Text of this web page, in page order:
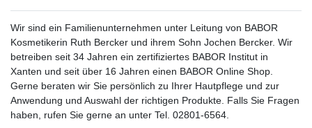
Wir sind ein Familienunternehmen unter Leitung von BABOR
Kosmetikerin Ruth Bercker und ihrem Sohn Jochen Bercker. Wir
betreiben seit 34 Jahren ein zertifiziertes BABOR Institut in
Xanten und seit über 16 Jahren einen BABOR Online Shop.
Gerne beraten wir Sie persönlich zu Ihrer Hautpflege und zur
Anwendung und Auswahl der richtigen Produkte. Falls Sie Fragen
haben, rufen Sie gerne an unter Tel. 02801-6564.